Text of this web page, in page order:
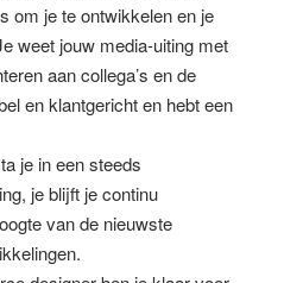
om je te ontwikkelen en je
weet jouw media-uiting met
aan collega’s en de
en klantgericht en hebt een
je in een steeds
je blijft je continu
van de nieuwste